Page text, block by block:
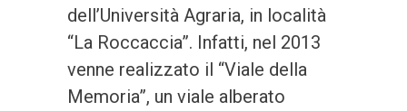
dell’Università Agraria, in località
“La Roccaccia”. Infatti, nel 2013
venne realizzato il “Viale della
Memoria”, un viale alberato